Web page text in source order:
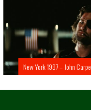
New York 1997 – John Carpenter 8/8